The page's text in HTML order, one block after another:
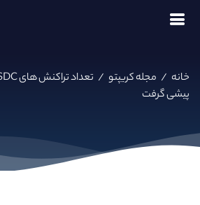
خانه / مجله کریپتو /
پیشی گرفت